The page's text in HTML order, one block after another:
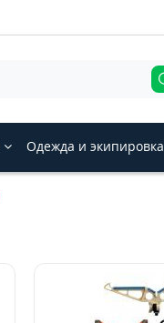
Одежда и экипировка